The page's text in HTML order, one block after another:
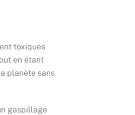
toxiques
en étant
planète sans
gaspillage